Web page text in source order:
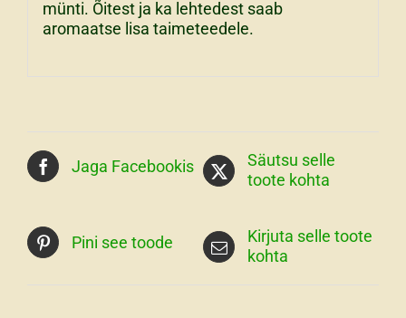
münti. Õitest ja ka lehtedest saab
aromaatse lisa taimeteedele.
Jaga Facebookis
Säutsu selle
toote kohta
Pini see toode
Kirjuta selle toote
kohta